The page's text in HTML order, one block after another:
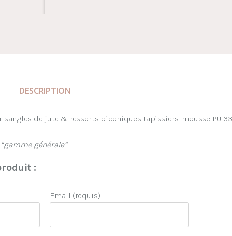
DESCRIPTION
sangles de jute & ressorts biconiques tapissiers. mousse PU 33
générale”
:
Email (requis)